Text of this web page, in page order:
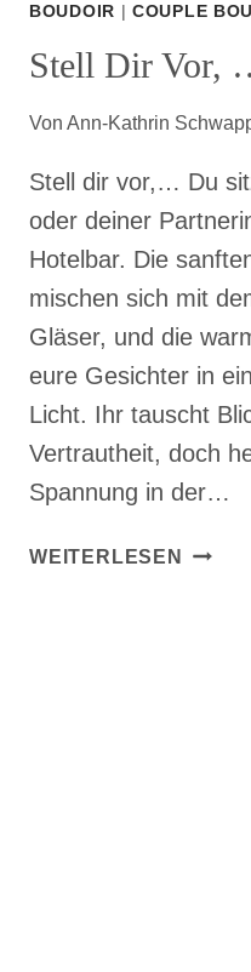
BOUDOIR |COUPLE
Stell Dir Vor,
Von Ann-Kathrin
Stell dir vor,… Du
oder deiner
Hotelbar. Die
mischen sich mit
Gläser, und die
eure Gesichter in
Licht. Ihr tauscht
Vertrautheit, doch
Spannung in der…
WEITERLESEN
STELL